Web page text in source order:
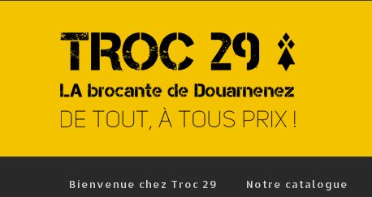
Bienvenue chez Troc 29 Notre catalogue